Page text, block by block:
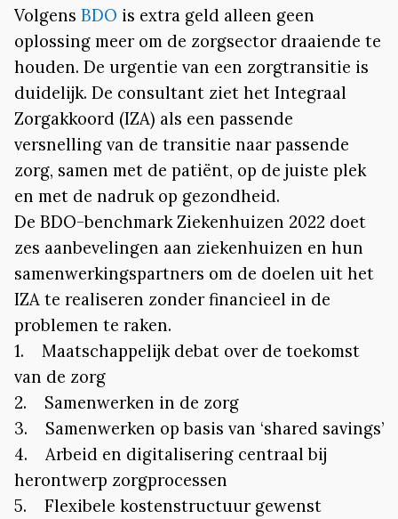
Volgens BDO is extra geld alleen geen
oplossing meer om de zorgsector draaiende te
houden. De urgentie van een zorgtransitie is
duidelijk. De consultant ziet het Integraal
Zorgakkoord (IZA) als een passende
versnelling van de transitie naar passende
zorg, samen met de patiënt, op de juiste plek
en met de nadruk op gezondheid.
De BDO-benchmark Ziekenhuizen 2022 doet
zes aanbevelingen aan ziekenhuizen en hun
samenwerkingspartners om de doelen uit het
IZA te realiseren zonder financieel in de
problemen te raken.
1. Maatschappelijk debat over de toekomst
van de zorg
2. Samenwerken in de zorg
3. Samenwerken op basis van ‘shared savings’
4. Arbeid en digitalisering centraal bij
herontwerp zorgprocessen
5. Flexibele kostenstructuur gewenst